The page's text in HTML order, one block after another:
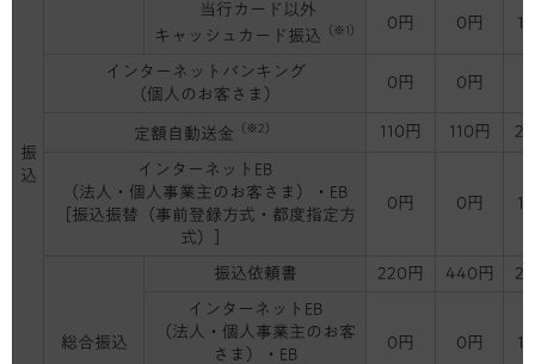
振
込
当行カード以外
キャッシュカード振込 （※1） 0円 0円
インターネットバンキング
（個人のお客さま）
0円 0円
定額自動送金 （※2） 110円 110円
インターネットEB
（法人・個人事業主のお客さま）・EB
［振込振替（事前登録方式・都度指定方
式）］
0円 0円
総合振込
振込依頼書 220円 440円
インターネットEB
（法人・個人事業主のお客
さま）・EB
0円 0円